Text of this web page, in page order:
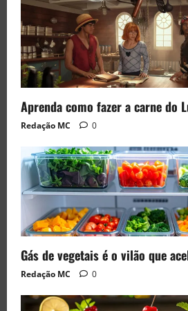
Aprenda como fazer a carne do
Redação MC 0
Gás de vegetais é o vilão que
Redação MC 0